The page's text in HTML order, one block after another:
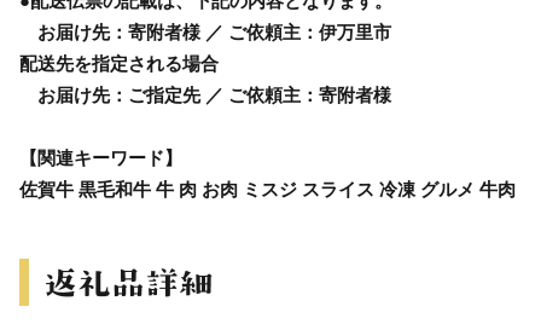
お届け先：寄附者様 ／ ご依頼主：伊万里市
配送先を指定される場合
お届け先：ご指定先 ／ ご依頼主：寄附者様
【関連キーワード】
佐賀牛 黒毛和牛 牛 肉 お肉 ミスジ スライス 冷凍 グルメ 牛肉